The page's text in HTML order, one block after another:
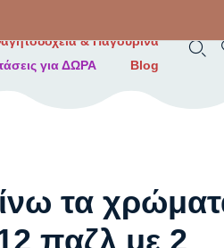
& Παγουρίνα
για ΔΩΡΑ Blog
τα
παζλ με 2